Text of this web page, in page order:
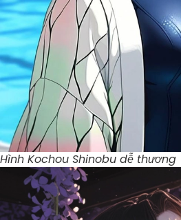
Hình Kochou Shinobu dễ thương